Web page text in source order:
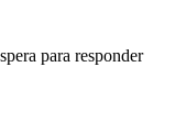
para responder